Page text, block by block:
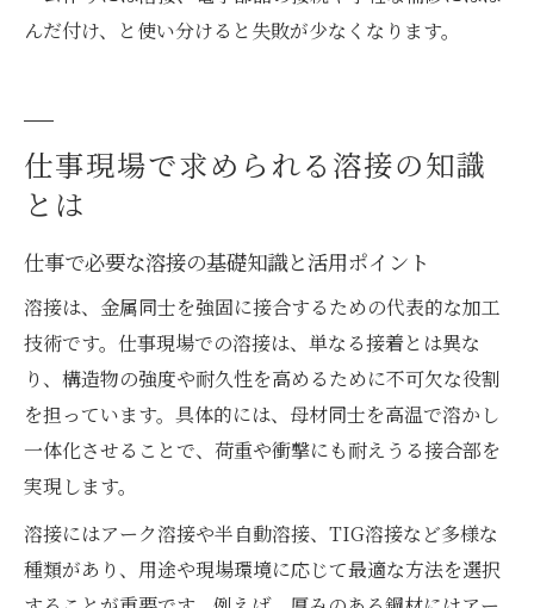
んだ付け、と使い分けると失敗が少なくなります。
仕事現場で求められる溶接の知識
とは
仕事で必要な溶接の基礎知識と活用ポイント
溶接は、金属同士を強固に接合するための代表的な加工
技術です。仕事現場での溶接は、単なる接着とは異な
り、構造物の強度や耐久性を高めるために不可欠な役割
を担っています。具体的には、母材同士を高温で溶かし
一体化させることで、荷重や衝撃にも耐えうる接合部を
実現します。
溶接にはアーク溶接や半自動溶接、TIG溶接など多様な
種類があり、用途や現場環境に応じて最適な方法を選択